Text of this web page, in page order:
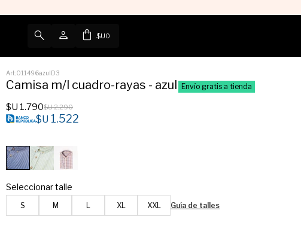
$U0
011496azulD3
Camisa m/l cuadro-rayas - azul Envío gratis a tienda
$U 1.790$U2.290
$U 1.522
Seleccionar talle
S M L XL XXL Guía de talles